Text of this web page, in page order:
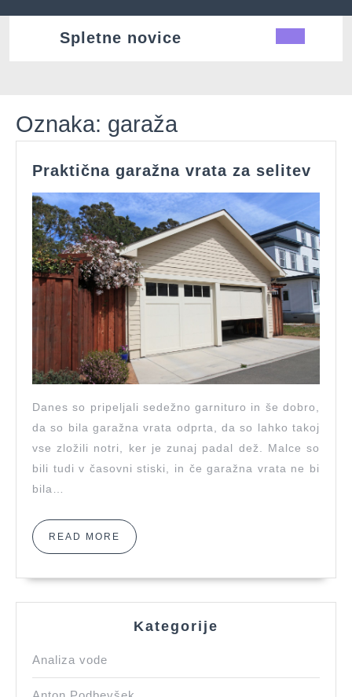
Spletne novice
Oznaka: garaža
Praktična garažna vrata za selitev
za
Danes so pripeljali sedežno garnituro in še dobro,
da so bila garažna vrata odprta, da so lahko takoj
vse zložili notri, ker je zunaj padal dež. Malce so
bili tudi v časovni stiski, in če garažna vrata ne bi
bila…
READ MORE READ
MORE
Kategorije
Analiza vode